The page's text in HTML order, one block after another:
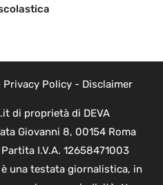
Privacy Policy- Disclaimer
di proprietà di DEVA
Giovanni 8, 00154 Roma
I.V.A. 12658471003
una testata giornalistica, in